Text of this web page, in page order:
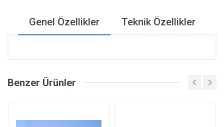
Genel Özellikler Teknik Özellikler
Benzer Ürünler